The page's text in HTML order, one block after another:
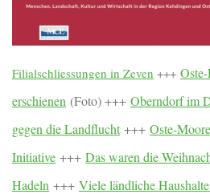
Filialschliessungen in Zeven +++
erschienen (Foto) +++ Oberndorf im
gegen die Landflucht +++ Oste-
Initiative +++ Das waren die
Hadeln +++ Viele ländliche